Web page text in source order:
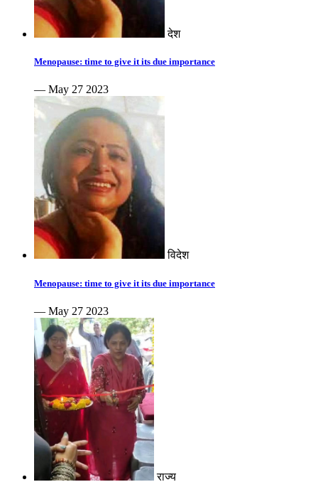
देश
Menopause: time to give it its due importance
— May 27 2023
विदेश
Menopause: time to give it its due importance
— May 27 2023
राज्य